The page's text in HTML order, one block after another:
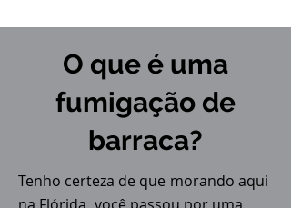
O que é uma
fumigação de
barraca?
Tenho certeza de que morando aqui